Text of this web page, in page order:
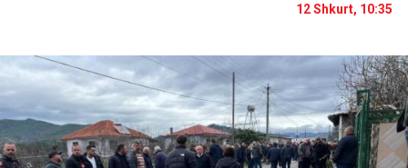
12 Shkurt, 10:35